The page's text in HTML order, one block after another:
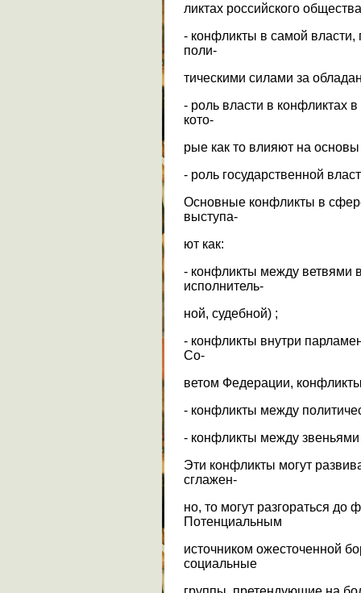
ликтах российского
- конфликты в самой
поли-
тическими силами за
- роль власти в конфликтах
кото-
рые как то влияют на
- роль государственной
Основные конфликты в
выступа-
ют как:
- конфликты между ветвями
исполнитель-
ной, судебной) ;
- конфликты внутри
Со-
ветом Федерации,
- конфликты между
- конфликты между звеньями
Эти конфликты могут
сглажен-
но, то могут разгораться
Потенциальным
источником ожесточенной
социальные